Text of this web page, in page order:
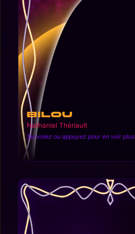
Bilou
Nathaniel Thériault
Survolez ou appuyez pour en voir plus